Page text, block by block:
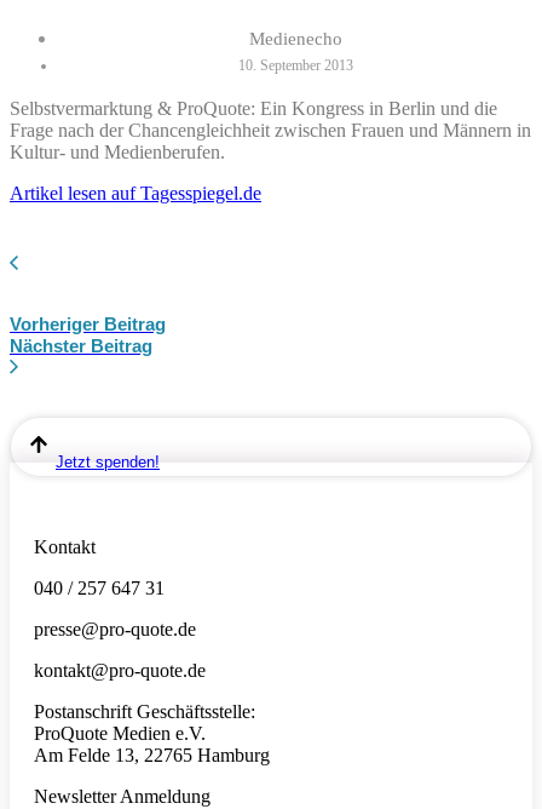
Medienecho
10. September 2013
Selbstvermarktung & ProQuote: Ein Kongress in Berlin und die
Frage nach der Chancengleichheit zwischen Frauen und Männern in
Kultur- und Medienberufen.
Artikel lesen auf Tagesspiegel.de
Vorheriger Beitrag
Nächster Beitrag
Jetzt spenden!
Kontakt
040 / 257 647 31
presse@pro-quote.de
kontakt@pro-quote.de
Postanschrift Geschäftsstelle:
ProQuote Medien e.V.
Am Felde 13, 22765 Hamburg
Newsletter Anmeldung